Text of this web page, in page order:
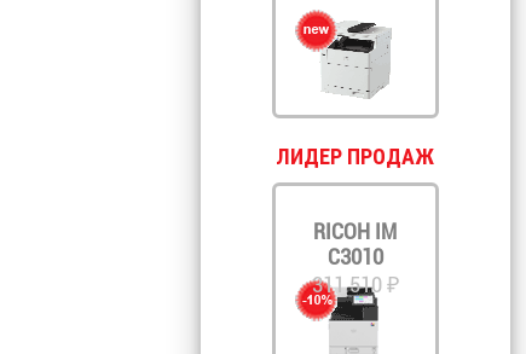
ЛИДЕР ПРОДАЖ
RICOH IM
C3010
311 510 ₽